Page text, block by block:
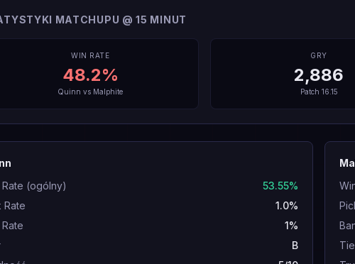
MATCHUPU @ 15 MINUT
WIN RATE
48.2%
Quinn vs Malphite
GRY
2,886
Patch 16.15
Rate (ogólny)
53.55%
Rate
1.0%
1%
B